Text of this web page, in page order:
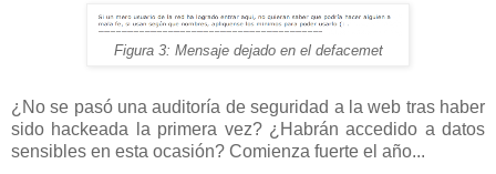
Figura 3: Mensaje dejado en el defacemet
¿No se pasó una auditoría de seguridad a la web tras haber
sido hackeada la primera vez? ¿Habrán accedido a datos
sensibles en esta ocasión? Comienza fuerte el año...